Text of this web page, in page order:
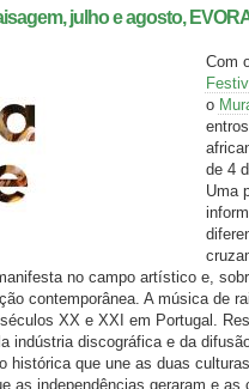
julho e agosto,
Com
o
de 4
Uma
no campo artístico e,
contemporânea. A música de
XX e XXI em Portugal.
indústria discográfica e da
histórica que une as duas
as independências geraram e as